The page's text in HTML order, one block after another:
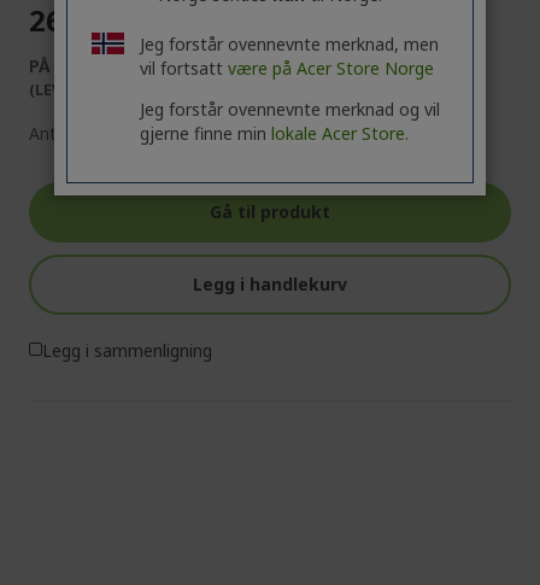
26 490,00 Kr
PÅ LAGER
(LEVERING 1-4 ARBEIDSDAGER)
Antall:
Gå til produkt
Legg i handlekurv
Legg i sammenligning
Jeg forstår ovennevnte merknad, men
vil fortsatt være på Acer Store Norge
Jeg forstår ovennevnte merknad og vil
gjerne finne min lokale Acer Store.